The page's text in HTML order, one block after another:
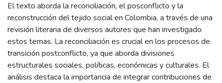
El texto aborda la reconciliación, el posconflicto y la
reconstrucción del tejido social en Colombia, a través de una
revisión literaria de diversos autores que han investigado
estos temas. La reconciliación es crucial en los procesos de
transición postconflicto, ya que aborda divisiones
estructurales sociales, políticas, económicas y culturales. El
análisis destaca la importancia de integrar contribuciones de